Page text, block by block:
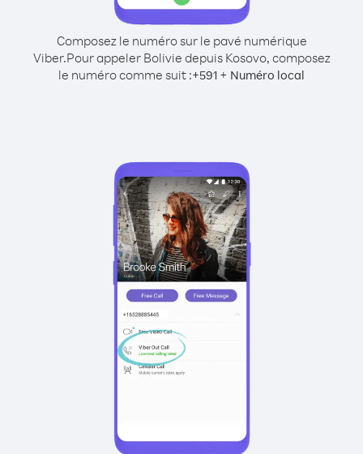
Composez le numéro sur le pavé numérique
Viber.Pour appeler Bolivie depuis Kosovo, composez
le numéro comme suit :+591 + Numéro local